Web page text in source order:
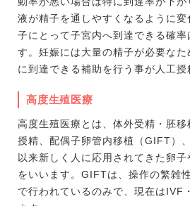
液が精子を通しやすくなるように
子にとって子宮内へ到達できる確率
す。妊娠には大量の精子が必要な
に到達できる補助を行う事が人工授
高度生殖医療
高度生殖医療とは、体外受精・胚
授精、配偶子卵管内移植（GIFT）
以来新しく人に応用されてきた卵
をいいます。GIFTは、操作の繁雑
で行われているのみで、現在はIVF